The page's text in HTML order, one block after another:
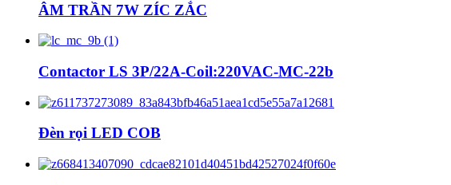
ÂM TRẦN 7W ZÍC ZẮC
Contactor LS 3P/22A-Coil:220VAC-MC-22b
Đèn rọi LED COB